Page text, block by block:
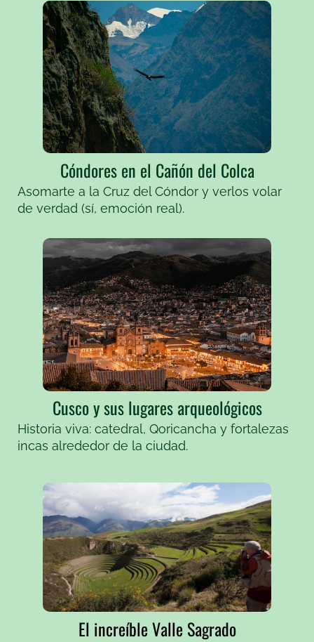
Cóndores en el Cañón del Colca
Asomarte a la Cruz del Cóndor y verlos volar
de verdad (sí, emoción real).
Cusco y sus lugares arqueológicos
Historia viva: catedral, Qoricancha y fortalezas
incas alrededor de la ciudad.
El increíble Valle Sagrado